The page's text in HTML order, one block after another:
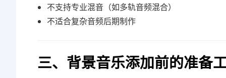
不支持专业混音（如多轨音频混合）
不适合复杂音频后期制作
三、背景音乐添加前的准备